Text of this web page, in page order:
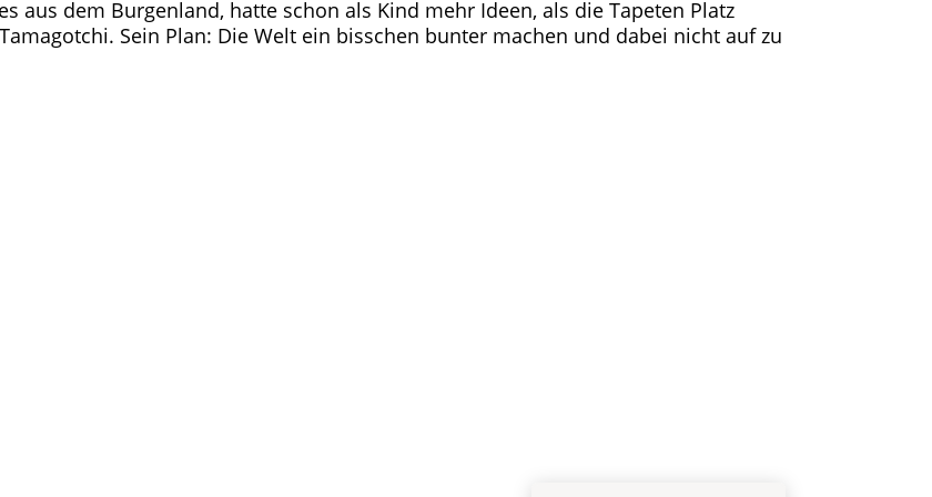
aus dem Burgenland, hatte schon als Kind mehr Ideen, als die Tapeten Platz
Sein Plan: Die Welt ein bisschen bunter machen und dabei nicht auf zu